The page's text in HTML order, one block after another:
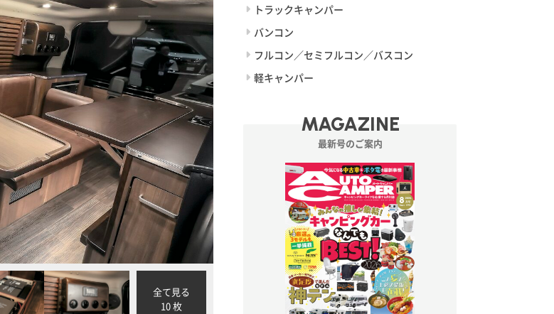
全て見る
10 枚
トラックキャンパー
バンコン
フルコン／セミフルコン／バスコン
軽キャンパー
MAGAZINE
最新号のご案内